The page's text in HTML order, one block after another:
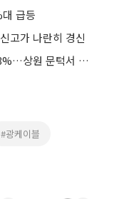
급등
고가 나란히 경신
美 클래리티 법안 연내 통과 가능성 13%…상원 문턱서 제동
#광케이블